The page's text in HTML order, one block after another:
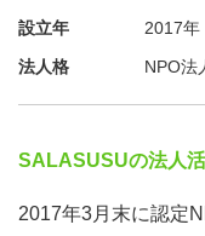
設立年
2017年
法人格
NPO法
SALASUSUの法人
2017年3月末に認定